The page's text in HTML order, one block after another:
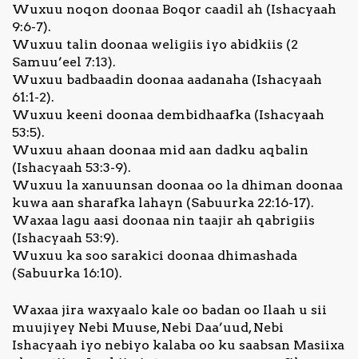
Wuxuu noqon doonaa Boqor caadil ah (Ishacyaah
9:6-7).
Wuxuu talin doonaa weligiis iyo abidkiis (2
Samuu’eel 7:13).
Wuxuu badbaadin doonaa aadanaha (Ishacyaah
61:1-2).
Wuxuu keeni doonaa dembidhaafka (Ishacyaah
53:5).
Wuxuu ahaan doonaa mid aan dadku aqbalin
(Ishacyaah 53:3-9).
Wuxuu la xanuunsan doonaa oo la dhiman doonaa
kuwa aan sharafka lahayn (Sabuurka 22:16-17).
Waxaa lagu aasi doonaa nin taajir ah qabrigiis
(Ishacyaah 53:9).
Wuxuu ka soo sarakici doonaa dhimashada
(Sabuurka 16:10).
Waxaa jira waxyaalo kale oo badan oo Ilaah u sii
muujiyey Nebi Muuse, Nebi Daa’uud, Nebi
Ishacyaah iyo nebiyo kalaba oo ku saabsan Masiixa